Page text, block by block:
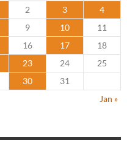
2 3
4
9 10
11
16 17
18
23 24
25
30
31
Jan »